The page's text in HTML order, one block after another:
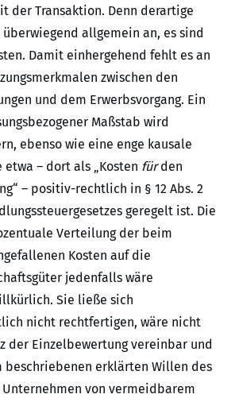
der Transaktion. Denn derartige
allgemein an, es sind
Damit einhergehend fehlt es an
zwischen den
und dem Erwerbsvorgang. Ein
Maßstab wird
ebenso wie eine enge kausale
– dort als „Kosten fürden
– positiv-rechtlich in § 12 Abs. 2
geregelt ist. Die
Verteilung der beim
Kosten auf die
jedenfalls wäre
Sie ließe sich
nicht rechtfertigen, wäre nicht
der Einzelbewertung vereinbar und
beschriebenen erklärten Willen des
Unternehmen von vermeidbarem